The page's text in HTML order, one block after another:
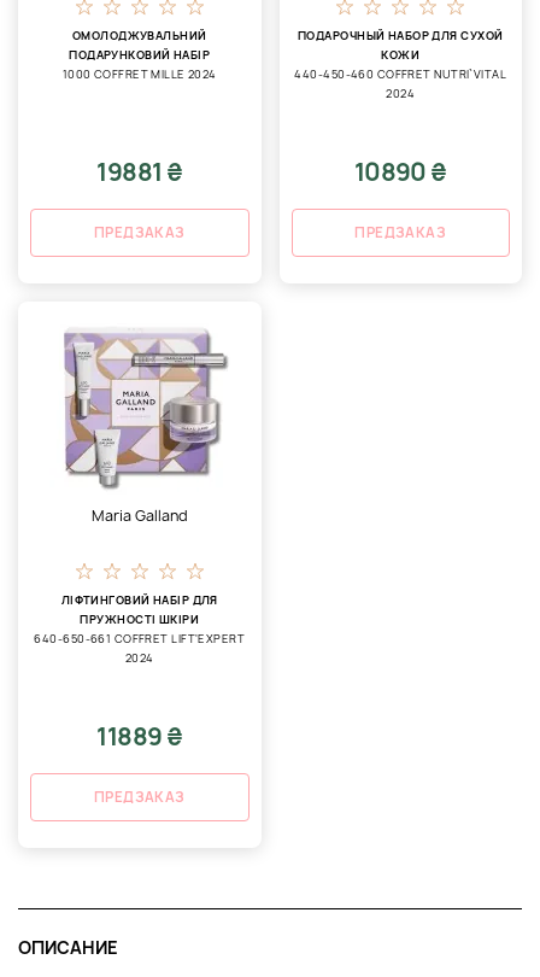
ОМОЛОДЖУВАЛЬНИЙ
ПОДАРУНКОВИЙ НАБІР
1000 COFFRET MILLE 2024
19881 ₴
ПРЕДЗАКАЗ
ПОДАРОЧНЫЙ НАБОР ДЛЯ СУХОЙ
КОЖИ
440-450-460 COFFRET NUTRI`VITAL
2024
10890 ₴
ПРЕДЗАКАЗ
Maria Galland
ЛІФТИНГОВИЙ НАБІР ДЛЯ
ПРУЖНОСТІ ШКІРИ
640-650-661 COFFRET LIFT'EXPERT
2024
11889 ₴
ПРЕДЗАКАЗ
ОПИСАНИЕ